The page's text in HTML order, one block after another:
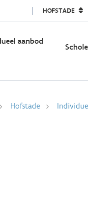
HOFSTADE
aanbod
Hofstade